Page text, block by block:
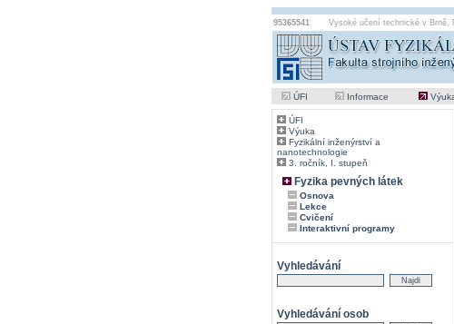
95365541 Vysoké učení technické v Brně,
ÚFI Informace
ÚFI
Výuka
Fyzikální inženýrství a
nanotechnologie
3. ročník, I. stupeň
Fyzika pevných látek
Osnova
Lekce
Cvičení
Interaktivní programy
Vyhledávání
Vyhledávání osob